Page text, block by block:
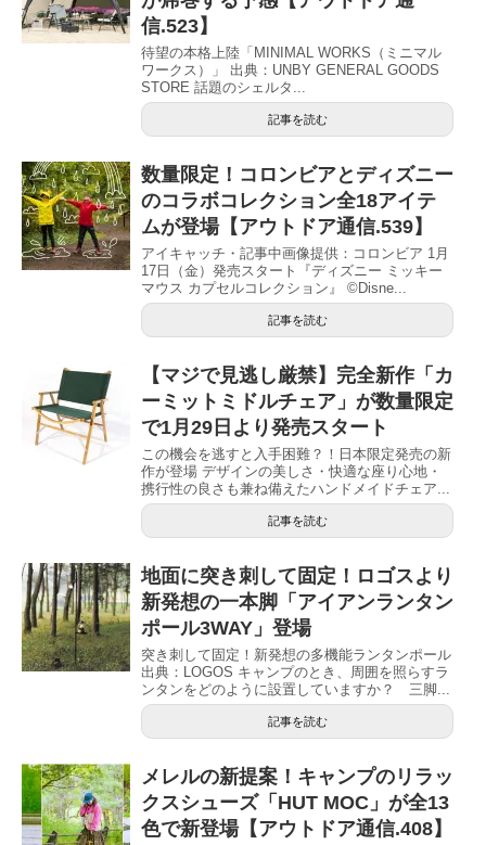
信.523】
待望の本格上陸「MINIMAL WORKS（ミニマル
ワークス）」 出典：UNBY GENERAL GOODS
STORE 話題のシェルタ...
記事を読む
数量限定！コロンビアとディズニー
のコラボコレクション全18アイテ
ムが登場【アウトドア通信.539】
アイキャッチ・記事中画像提供：コロンビア 1月
17日（金）発売スタート『ディズニー ミッキー
マウス カプセルコレクション』 ©Disne...
記事を読む
【マジで見逃し厳禁】完全新作「カ
ーミットミドルチェア」が数量限定
で1月29日より発売スタート
この機会を逃すと入手困難？！日本限定発売の新
作が登場 デザインの美しさ・快適な座り心地・
携行性の良さも兼ね備えたハンドメイドチェア...
記事を読む
地面に突き刺して固定！ロゴスより
新発想の一本脚「アイアンランタン
ポール3WAY」登場
突き刺して固定！新発想の多機能ランタンポール
出典：LOGOS キャンプのとき、周囲を照らすラ
ンタンをどのように設置していますか？ 三脚...
記事を読む
メレルの新提案！キャンプのリラッ
クスシューズ「HUT MOC」が全13
色で新登場【アウトドア通信.408】